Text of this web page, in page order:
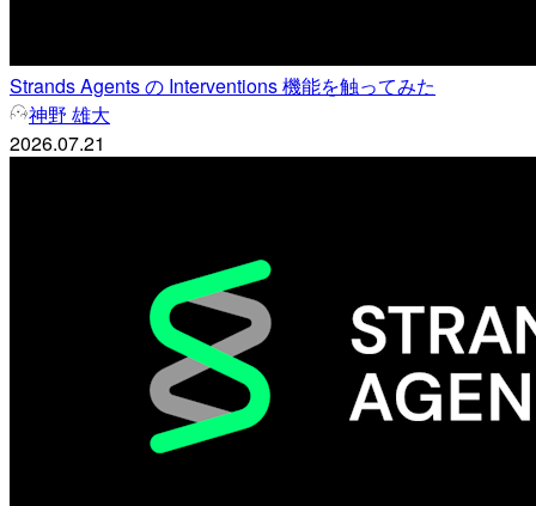
Strands Agents の Interventions 機能を触ってみた
神野 雄大
2026.07.21